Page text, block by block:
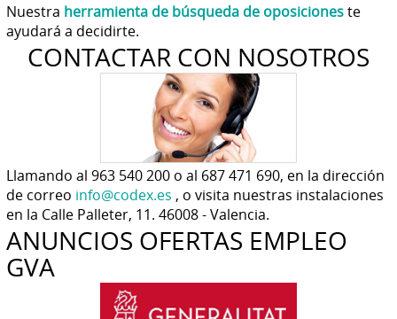
Nuestra herramienta de búsqueda de oposicioneste
ayudará a decidirte.
CONTACTAR CON NOSOTROS
Llamando al 963 540 200 o al 687 471 690, en la dirección
de correo info@codex.es , o visita nuestras instalaciones
en la Calle Palleter, 11. 46008 - Valencia.
ANUNCIOS OFERTAS EMPLEO
GVA